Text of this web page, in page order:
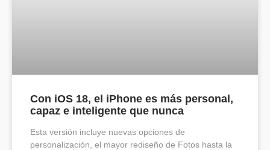
Con iOS 18, el iPhone es más personal,
capaz e inteligente que nunca
Esta versión incluye nuevas opciones de
personalización, el mayor rediseño de Fotos hasta la